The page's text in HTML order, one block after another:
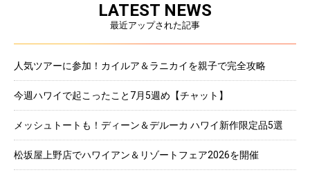
LATEST NEWS
最近アップされた記事
人気ツアーに参加！カイルア＆ラニカイを親子で完全攻略
今週ハワイで起こったこと7月5週め【チャット】
メッシュトートも！ディーン＆デルーカ ハワイ新作限定品5選
松坂屋上野店でハワイアン＆リゾートフェア2026を開催